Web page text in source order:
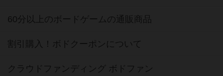
60分以上のボードゲームの通販商品
割引購入！ボドクーポンについて
クラウドファンディング ボドファン